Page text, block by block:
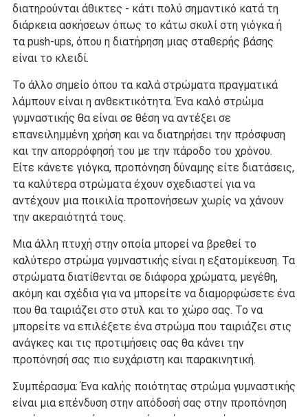
διατηρούνται άθικτες - κάτι πολύ σημαντικό κατά τη
διάρκεια ασκήσεων όπως το κάτω σκυλί στη γιόγκα ή
τα push-ups, όπου η διατήρηση μιας σταθερής βάσης
είναι το κλειδί.
Το άλλο σημείο όπου τα καλά στρώματα πραγματικά
λάμπουν είναι η ανθεκτικότητα. Ένα καλό στρώμα
γυμναστικής θα είναι σε θέση να αντέξει σε
επανειλημμένη χρήση και να διατηρήσει την πρόσφυση
και την απορρόφησή του με την πάροδο του χρόνου.
Είτε κάνετε γιόγκα, προπόνηση δύναμης είτε διατάσεις,
τα καλύτερα στρώματα έχουν σχεδιαστεί για να
αντέχουν μια ποικιλία προπονήσεων χωρίς να χάνουν
την ακεραιότητά τους.
Μια άλλη πτυχή στην οποία μπορεί να βρεθεί το
καλύτερο στρώμα γυμναστικής είναι η εξατομίκευση. Τα
στρώματα διατίθενται σε διάφορα χρώματα, μεγέθη,
ακόμη και σχέδια για να μπορείτε να διαμορφώσετε ένα
που θα ταιριάζει στο στυλ και το χώρο σας. Το να
μπορείτε να επιλέξετε ένα στρώμα που ταιριάζει στις
ανάγκες και τις προτιμήσεις σας θα κάνει την
προπόνησή σας πιο ευχάριστη και παρακινητική.
Συμπέρασμα: Ένα καλής ποιότητας στρώμα γυμναστικής
είναι μια επένδυση στην απόδοσή σας στην προπόνηση